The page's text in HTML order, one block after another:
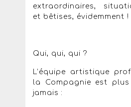
extraordinaires,
et bêtises, évidemment !
Qui, qui, qui ?
L’équipe artistique
la Compagnie est
jamais :